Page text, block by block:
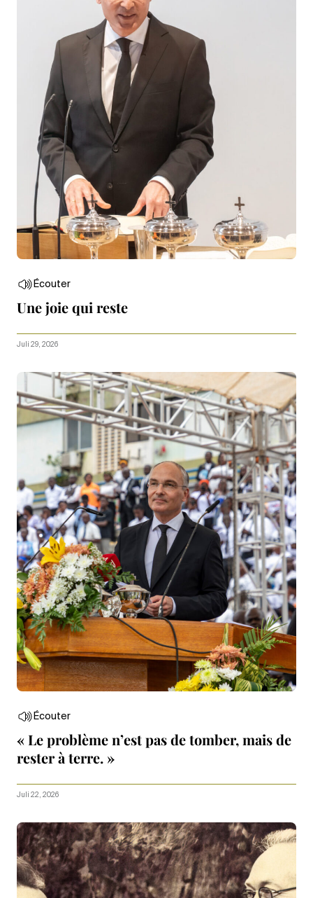
Écouter
Une joie qui reste
Juli 29, 2026
Écouter
« Le problème n’est pas de tomber, mais de
rester à terre. »
Juli 22, 2026